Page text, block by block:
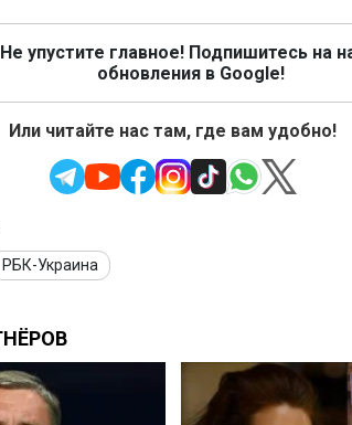
Не упустите главное! Подпишитесь на
обновления в Google!
Или читайте нас там, где вам удобно!
РБК-Украина